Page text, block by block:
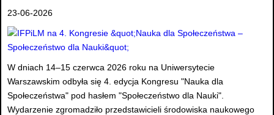
23-06-2026
W dniach 14–15 czerwca 2026 roku na Uniwersytecie
Warszawskim odbyła się 4. edycja Kongresu "Nauka dla
Społeczeństwa" pod hasłem "Społeczeństwo dla Nauki".
Wydarzenie zgromadziło przedstawicieli środowiska naukowego